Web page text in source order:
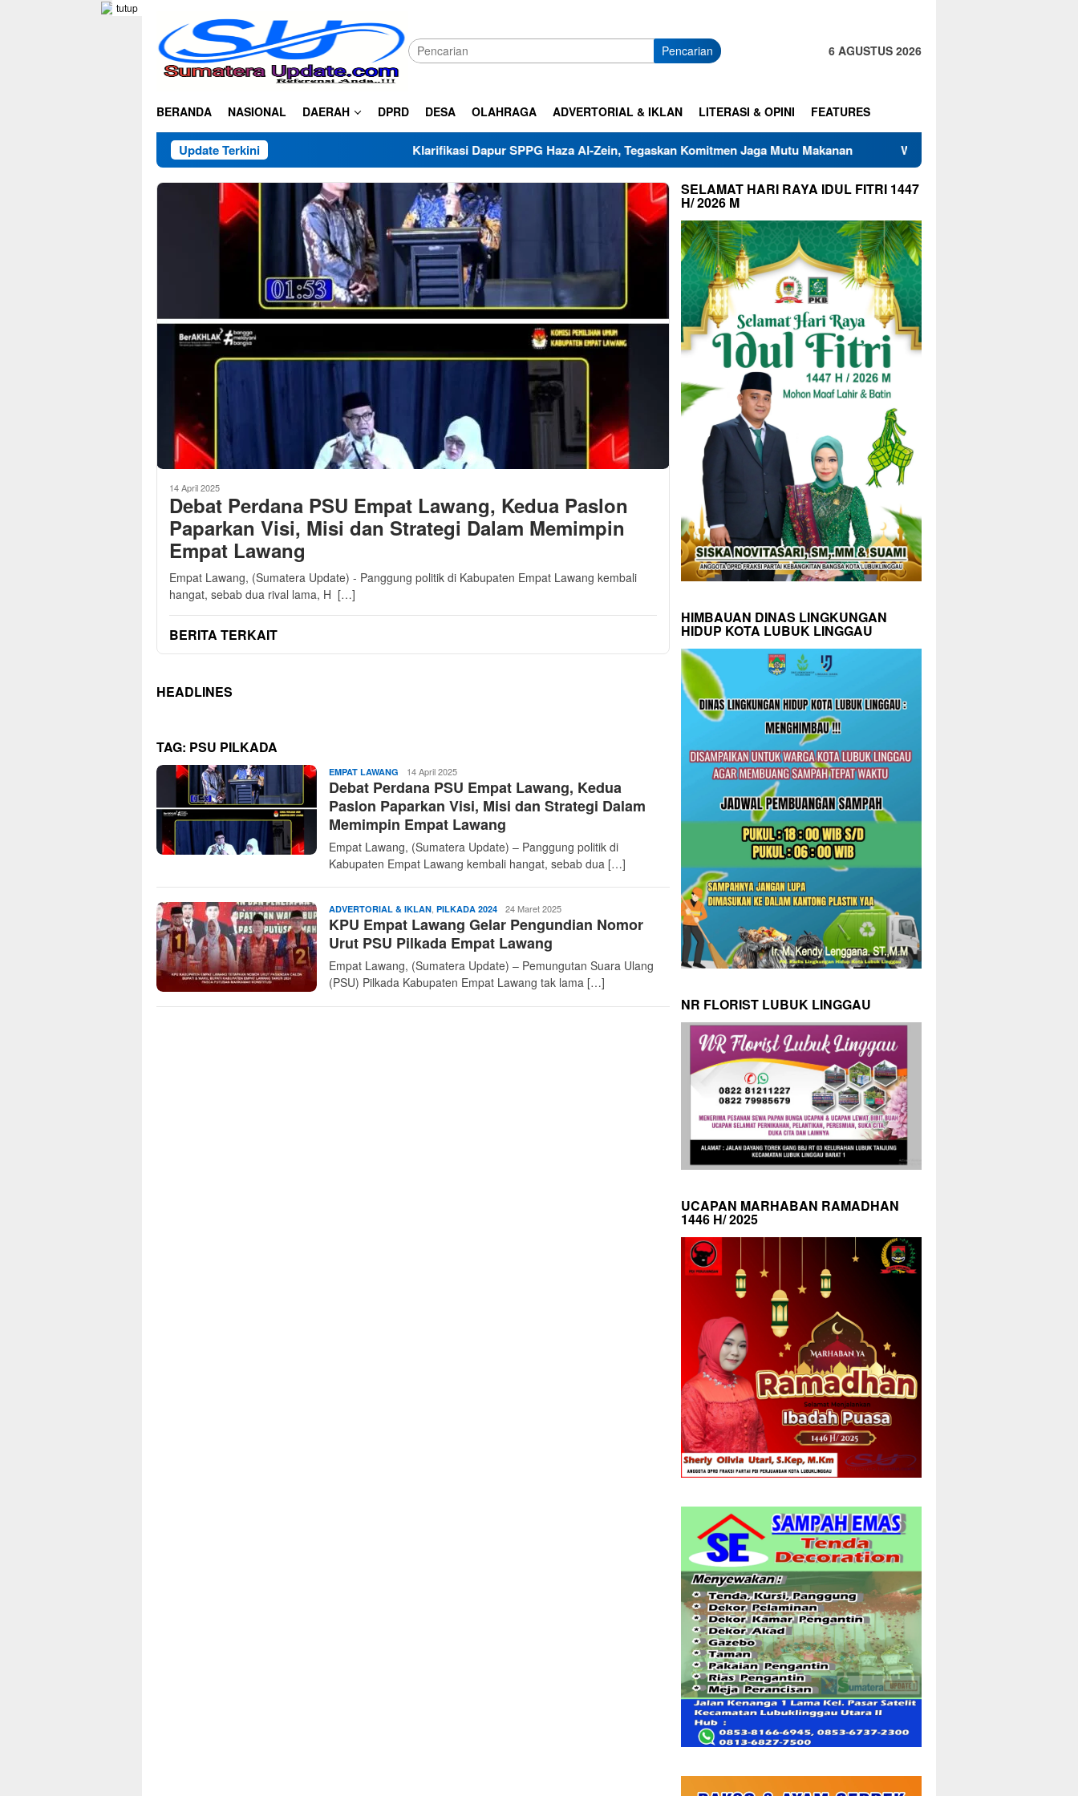
konten
tutup
Pencarian 6 AGUSTUS 2026
BERANDA NASIONAL DAERAH DPRD DESA OLAHRAGA ADVERTORIAL & IKLAN LITERASI & OPINI FEATURES
Update Terkini Klarifikasi Dapur SPPG Haza Al-Zein, Tegaskan Komitmen Jaga Mutu Makanan Warga RT 01 dan RT 02 Pasar Satelit Gotong
14 April 2025
Debat Perdana PSU Empat Lawang, Kedua Paslon
Paparkan Visi, Misi dan Strategi Dalam Memimpin
Empat Lawang
Empat Lawang, (Sumatera Update) - Panggung politik di Kabupaten Empat Lawang kembali
hangat, sebab dua rival lama, H […]
BERITA TERKAIT
HEADLINES
TAG: PSU PILKADA
EMPAT LAWANG admin
14 April 2025
Debat Perdana PSU Empat Lawang, Kedua
Paslon Paparkan Visi, Misi dan Strategi Dalam
Memimpin Empat Lawang
Empat Lawang, (Sumatera Update) – Panggung politik di
Kabupaten Empat Lawang kembali hangat, sebab dua […]
ADVERTORIAL & IKLAN PILKADA 2024admin
24 Maret 2025
KPU Empat Lawang Gelar Pengundian Nomor
Urut PSU Pilkada Empat Lawang
Empat Lawang, (Sumatera Update) – Pemungutan Suara Ulang
(PSU) Pilkada Kabupaten Empat Lawang tak lama […]
SELAMAT HARI RAYA IDUL FITRI 1447
H/ 2026 M
HIMBAUAN DINAS LINGKUNGAN
HIDUP KOTA LUBUK LINGGAU
NR FLORIST LUBUK LINGGAU
UCAPAN MARHABAN RAMADHAN
1446 H/ 2025